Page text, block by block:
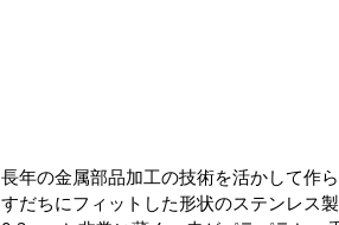
長年の金属部品加工の技術を活かして作ら
すだちにフィットした形状のステンレス